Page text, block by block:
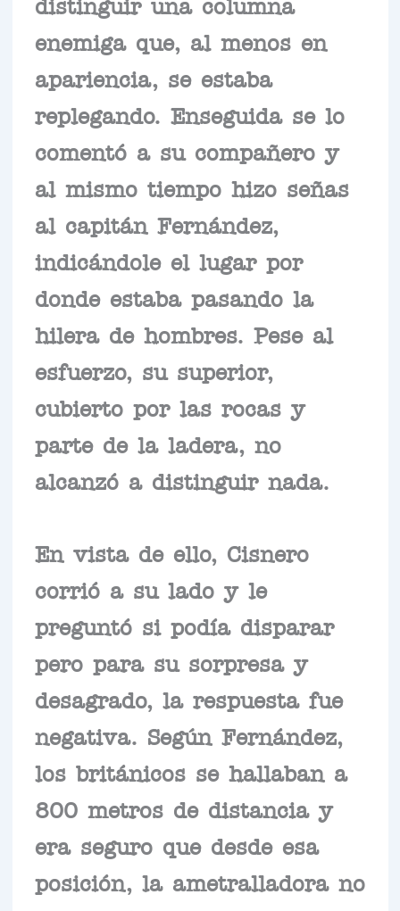
distinguir una columna
enemiga que, al menos en
apariencia, se estaba
replegando. Enseguida se lo
comentó a su compañero y
al mismo tiempo hizo señas
al capitán Fernández,
indicándole el lugar por
donde estaba pasando la
hilera de hombres. Pese al
esfuerzo, su superior,
cubierto por las rocas y
parte de la ladera, no
alcanzó a distinguir nada.
En vista de ello, Cisnero
corrió a su lado y le
preguntó si podía disparar
pero para su sorpresa y
desagrado, la respuesta fue
negativa. Según Fernández,
los británicos se hallaban a
800 metros de distancia y
era seguro que desde esa
posición, la ametralladora no